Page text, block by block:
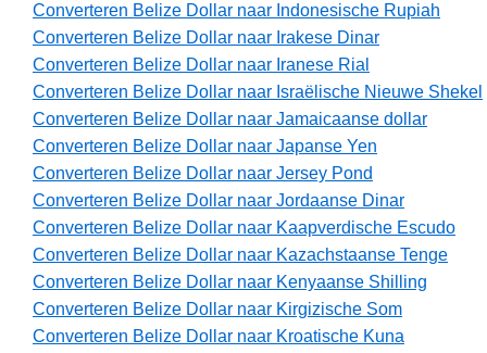
Converteren Belize Dollar naar Indonesische Rupiah
Converteren Belize Dollar naar Irakese Dinar
Converteren Belize Dollar naar Iranese Rial
Converteren Belize Dollar naar Israëlische Nieuwe Shekel
Converteren Belize Dollar naar Jamaicaanse dollar
Converteren Belize Dollar naar Japanse Yen
Converteren Belize Dollar naar Jersey Pond
Converteren Belize Dollar naar Jordaanse Dinar
Converteren Belize Dollar naar Kaapverdische Escudo
Converteren Belize Dollar naar Kazachstaanse Tenge
Converteren Belize Dollar naar Kenyaanse Shilling
Converteren Belize Dollar naar Kirgizische Som
Converteren Belize Dollar naar Kroatische Kuna